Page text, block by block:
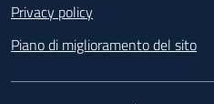
Privacy policy
Piano di miglioramento del sito